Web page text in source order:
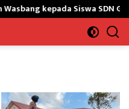
Siswa SDN Gunung